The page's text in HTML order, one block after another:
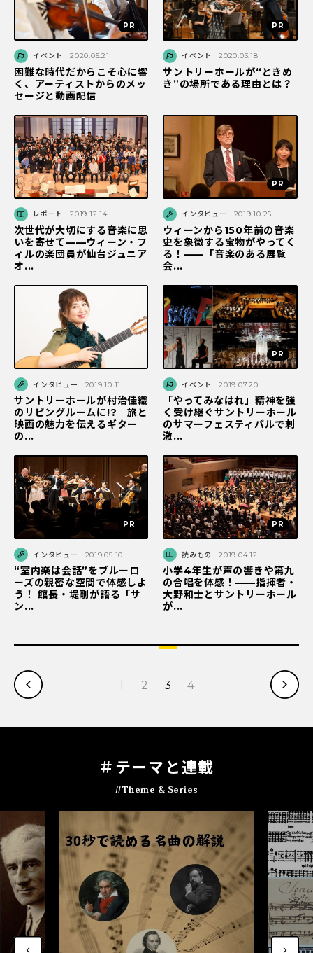
イベント 2020.05.21
困難な時代だからこそ心に響
く、アーティストからのメッ
セージと動画配信
イベント 2020.03.18
サントリーホールが“ときめ
き”の場所である理由とは？
レポート 2019.12.14
次世代が大切にする音楽に思
いを寄せて——ウィーン・フ
ィルの楽団員が仙台ジュニア
オ...
インタビュー 2019.10.25
ウィーンから150年前の音楽
史を象徴する宝物がやってく
る！——「音楽のある展覧
会...
インタビュー 2019.10.11
サントリーホールが村治佳織
のリビングルームに!? 旅と
映画の魅力を伝えるギター
の...
イベント 2019.07.20
「やってみなはれ」精神を強
く受け継ぐサントリーホール
のサマーフェスティバルで刺
激...
インタビュー 2019.05.10
“室内楽は会話”をブルーロ
ーズの親密な空間で体感しよ
う！ 館長・堤剛が語る「サ
ン...
読みもの 2019.04.12
小学4年生が声の響きや第九
の合唱を体感！——指揮者・
大野和士とサントリーホール
が...
1 2 3 4
＃テー マと連載
#Theme & Series